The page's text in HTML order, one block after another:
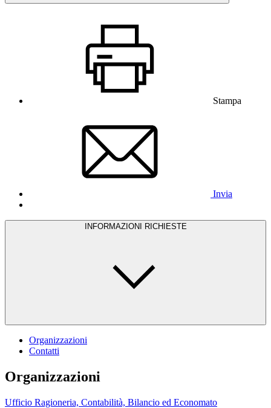
Stampa
Invia
INFORMAZIONI RICHIESTE
Organizzazioni
Contatti
Organizzazioni
Ufficio Ragioneria, Contabilità, Bilancio ed Economato